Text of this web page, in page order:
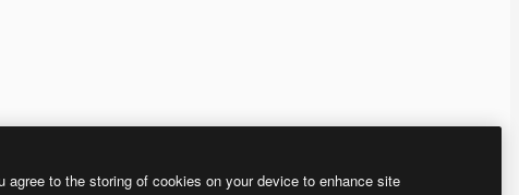
agree to the storing of cookies on your device to enhance site